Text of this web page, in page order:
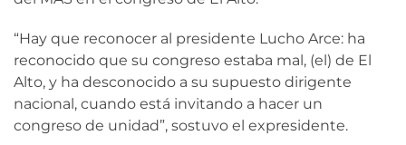
“Hay que reconocer al presidente Lucho Arce: ha
reconocido que su congreso estaba mal, (el) de El
Alto, y ha desconocido a su supuesto dirigente
nacional, cuando está invitando a hacer un
congreso de unidad”, sostuvo el expresidente.